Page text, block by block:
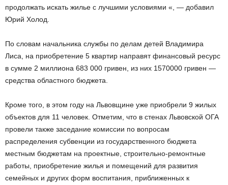
продолжать искать жилье с лучшими условиями «, — добавил
Юрий Холод.
По словам начальника службы по делам детей Владимира
Лиса, на приобретение 5 квартир направят финансовый ресурс
в сумме 2 миллиона 683 000 гривен, из них 1570000 гривен —
средства областного бюджета.
Кроме того, в этом году на Львовщине уже приобрели 9 жилых
объектов для 11 человек. Отметим, что в стенах Львовской ОГА
провели также заседание комиссии по вопросам
распределения субвенции из государственного бюджета
местным бюджетам на проектные, строительно-ремонтные
работы, приобретение жилья и помещений для развития
семейных и других форм воспитания, приближенных к